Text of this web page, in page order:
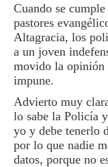
Cuando se
pastores
Altagracia, los
a un joven
movido la opinión
impune.
Advierto muy
lo sabe la Policía
yo y debe tenerlo
por lo que nadie
datos, porque no